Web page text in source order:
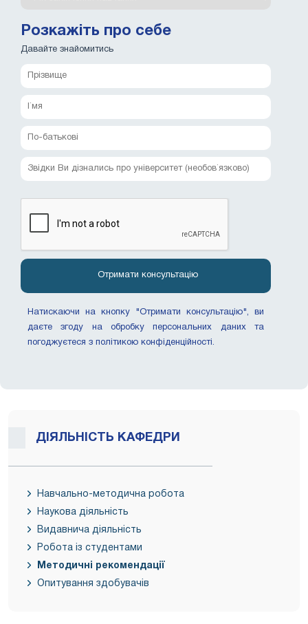
Розкажіть про себе
Давайте знайомитись
Натискаючи на кнопку "Отримати консультацію", ви
даєте згоду на обробку персональних даних та
погоджуєтеся з політикою конфіденційності.
ДІЯЛЬНІСТЬ КАФЕДРИ
Навчально-методична робота
Наукова діяльність
Видавнича діяльність
Робота із студентами
Методичні рекомендації
Опитування здобувачів